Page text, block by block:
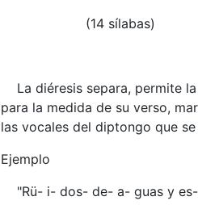
(14 sílabas)
La diéresis separa, permite
para la medida de su verso,
las vocales del diptongo que
Ejemplo
"Rü- i- dos- de- a- guas y es-